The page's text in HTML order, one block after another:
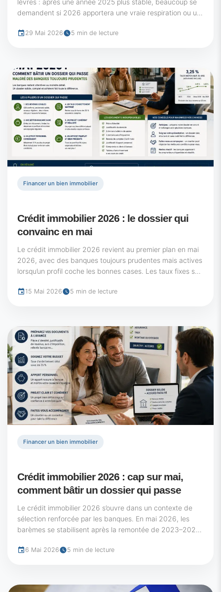
lèvres : après une année 2025 plus stable, beaucoup se
demandent si 2026 apportera une vraie respiration ou un
29 Mai 2026 5 min de lecture
Financer un bien immobilier
Crédit immobilier 2026 : le dossier qui
convainc en mai
Le crédit immobilier 2026 revient au premier plan en mai
2026, avec des banques toujours prudentes mais actives
lorsqu’un profil coche les bonnes cases. Les taux fixes se
15 Mai 2026 5 min de lecture
Financer un bien immobilier
Crédit immobilier 2026 : cap sur mai,
comment bâtir un dossier qui passe
Le crédit immobilier 2026 s’ouvre dans un contexte de
sélection renforcée par les banques. En mai 2026, les
barèmes se stabilisent après la remontée de 2023–2024
6 Mai 2026 5 min de lecture